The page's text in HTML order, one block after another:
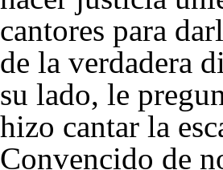
cantores para
de la verdadera
su lado, le
hizo cantar la
Convencido de